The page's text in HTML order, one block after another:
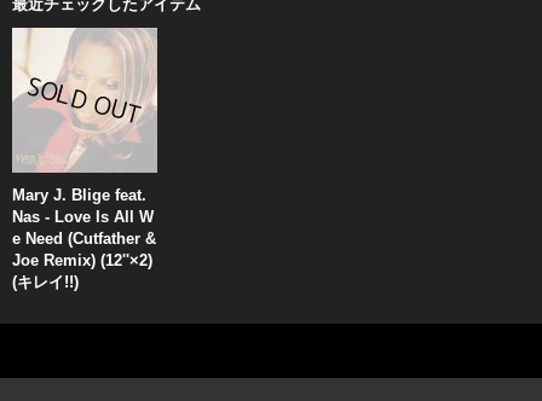
最近チェックしたアイテム
Mary J. Blige feat.
Nas - Love Is All W
e Need (Cutfather &
Joe Remix) (12''×2)
(キレイ!!)